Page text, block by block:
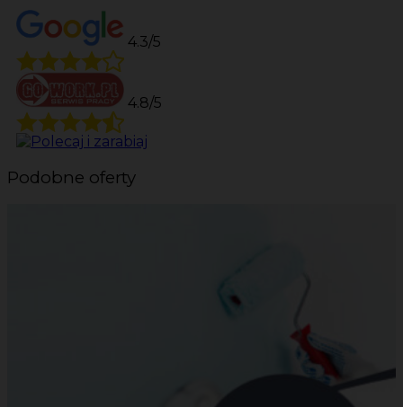
4.3/5
4.8/5
Podobne oferty